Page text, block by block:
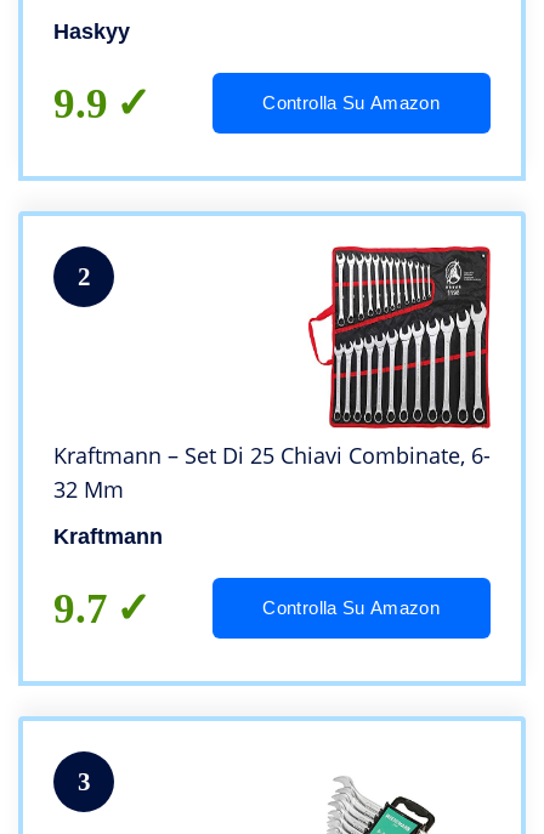
mm
Haskyy
9.9 Controlla Su Amazon
2
Kraftmann – Set Di 25 Chiavi Combinate, 6-
32 Mm
Kraftmann
9.7 Controlla Su Amazon
3